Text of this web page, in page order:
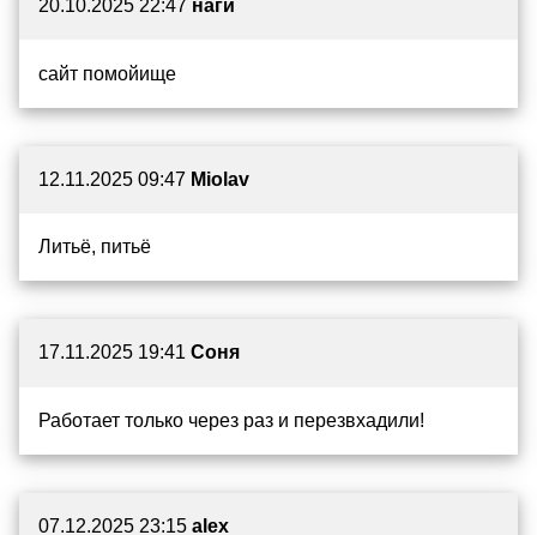
20.10.2025 22:47 наги
сайт помойище
12.11.2025 09:47 Miolav
Литьё, питьё
17.11.2025 19:41 Соня
Работает только через раз и перезвхадили!
07.12.2025 23:15 alex